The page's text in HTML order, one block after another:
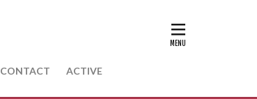
CONTACT ACTIVE